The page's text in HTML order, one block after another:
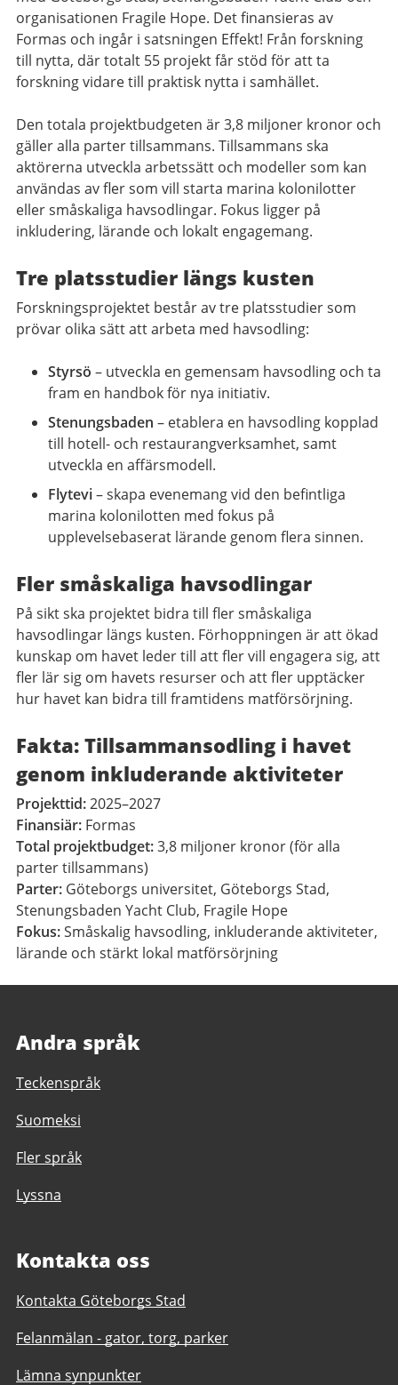
organisationen Fragile Hope. Det finansieras av
Formas och ingår i satsningen Effekt! Från forskning
till nytta, där totalt 55 projekt får stöd för att ta
forskning vidare till praktisk nytta i samhället.
Den totala projektbudgeten är 3,8 miljoner kronor och
gäller alla parter tillsammans. Tillsammans ska
aktörerna utveckla arbetssätt och modeller som kan
användas av fler som vill starta marina kolonilotter
eller småskaliga havsodlingar. Fokus ligger på
inkludering, lärande och lokalt engagemang.
Tre platsstudier längs kusten
Forskningsprojektet består av tre platsstudier som
prövar olika sätt att arbeta med havsodling:
Styrsö – utveckla en gemensam havsodling och ta
fram en handbok för nya initiativ.
Stenungsbaden – etablera en havsodling kopplad
till hotell- och restaurangverksamhet, samt
utveckla en affärsmodell.
Flytevi– skapa evenemang vid den befintliga
marina kolonilotten med fokus på
upplevelsebaserat lärande genom flera sinnen.
Fler småskaliga havsodlingar
På sikt ska projektet bidra till fler småskaliga
havsodlingar längs kusten. Förhoppningen är att ökad
kunskap om havet leder till att fler vill engagera sig, att
fler lär sig om havets resurser och att fler upptäcker
hur havet kan bidra till framtidens matförsörjning.
Fakta: Tillsammansodling i havet
genom inkluderande aktiviteter
Projekttid:2025–2027
Finansiär: Formas
Total projektbudget:3,8 miljoner kronor (för alla
parter tillsammans)
Parter: Göteborgs universitet, Göteborgs Stad,
Stenungsbaden Yacht Club, Fragile Hope
Fokus:Småskalig havsodling, inkluderande aktiviteter,
lärande och stärkt lokal matförsörjning
Andra språk
Teckenspråk
Suomeksi
Fler språk
Lyssna
Kontakta oss
Kontakta Göteborgs Stad
Felanmälan - gator, torg, parker
Lämna synpunkter